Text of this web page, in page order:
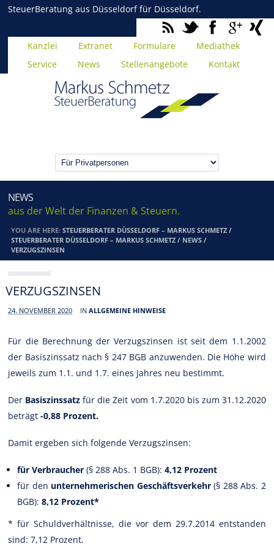
SteuerBeratung aus Düsseldorf für Düsseldorf.
Kanzlei Extranet Formulare
Mediathek
Service
News Stellenangebote Kontakt
NEWS
aus der Welt der Finanzen & Steuern.
YOU ARE HERE:STEUERBERATER DÜSSELDORF – MARKUS SCHMETZ /
STEUERBERATER DÜSSELDORF – MARKUS SCHMETZ / NEWS /
VERZUGSZINSEN
VERZUGSZINSEN
24. NOVEMBER 2020 INALLGEMEINE HINWEISE
Für die Berechnung der Verzugszinsen ist seit dem 1.1.2002
der Basiszinssatz nach § 247 BGB anzuwenden. Die Höhe wird
jeweils zum 1.1. und 1.7. eines Jahres neu bestimmt.
Der Basiszinssatz für die Zeit vom 1.7.2020 bis zum 31.12.2020
beträgt-0,88 Prozent.
Damit ergeben sich folgende Verzugszinsen:
für Verbraucher(§ 288 Abs. 1 BGB):4,12 Prozent
für den unternehmerischen Geschäftsverkehr(§ 288 Abs. 2
BGB):8,12 Prozent*
* für Schuldverhältnisse, die vor dem 29.7.2014 entstanden
sind: 7,12 Prozent.